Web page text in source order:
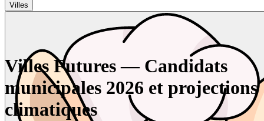
Villes
Villes Futures — Candidats
municipales 2026 et projections
climatiques